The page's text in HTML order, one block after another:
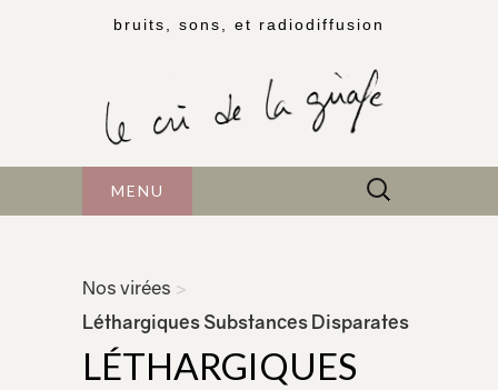
bruits, sons, et radiodiffusion
MENU Rechercher :
Nos virées >
Léthargiques Substances Disparates
LÉTHARGIQUES